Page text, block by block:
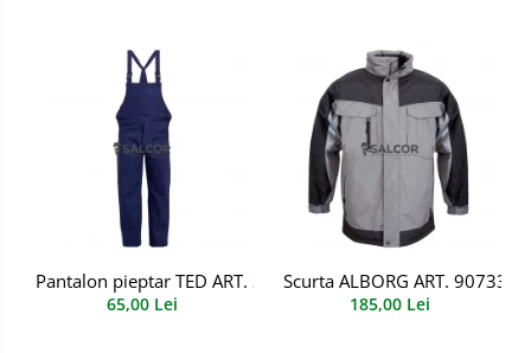
Viziere de protectie
Pantalon pieptar TED ART. 3B72
65,00 Lei
Scurta ALBORG ART. 90733
185,00 Lei